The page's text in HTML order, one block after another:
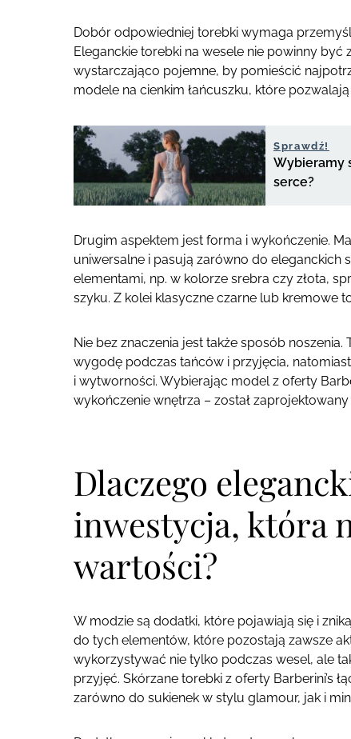
Dobór odpowiedniej torebki wymaga
Eleganckie torebki na wesele nie powinny
wystarczająco pojemne, by pomieścić
modele na cienkim łańcuszku, które
Sprawdź!
Wybieramy
serce?
Drugim aspektem jest forma i wykończenie.
uniwersalne i pasują zarówno do eleganckich
elementami, np. w kolorze srebra czy złota,
szyku. Z kolei klasyczne czarne lub kremowe
Nie bez znaczenia jest także sposób
wygodę podczas tańców i przyjęcia,
i wytworności. Wybierając model z oferty
wykończenie wnętrza – został
Dlaczego
inwestycja, która
wartości?
W modzie są dodatki, które pojawiają się i
do tych elementów, które pozostają zawsze
wykorzystywać nie tylko podczas wesel, ale
przyjęć. Skórzane torebki z oferty Barberini’s
zarówno do sukienek w stylu glamour, jak i